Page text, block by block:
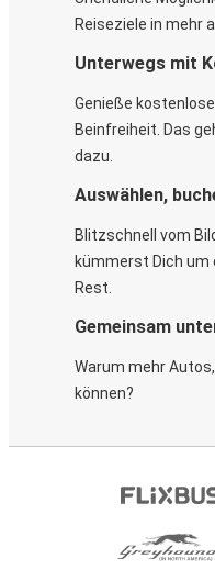
Reiseziele in mehr
Unterwegs mit
Genieße
Beinfreiheit. Das
dazu.
Auswählen,
Blitzschnell vom
kümmerst Dich um
Rest.
Gemeinsam
Warum mehr
können?